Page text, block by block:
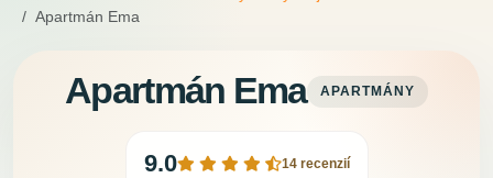
Apartmán Ema
Apartmán Ema APARTMÁNY
9.0 14 recenzií